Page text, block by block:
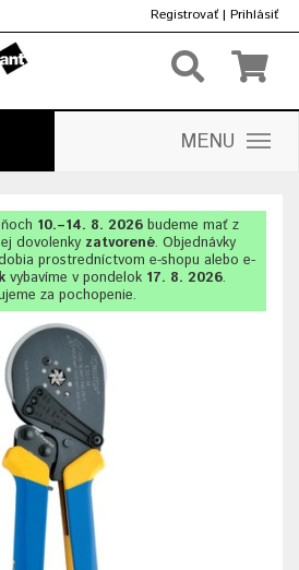
Registrovať | Prihlásiť
MENU
10.–14. 8. 2026 budeme mať z
dovolenkyzatvorené. Objednávky
prostredníctvom e-shopu alebo e-
vybavíme v pondelok 17. 8. 2026.
za pochopenie.